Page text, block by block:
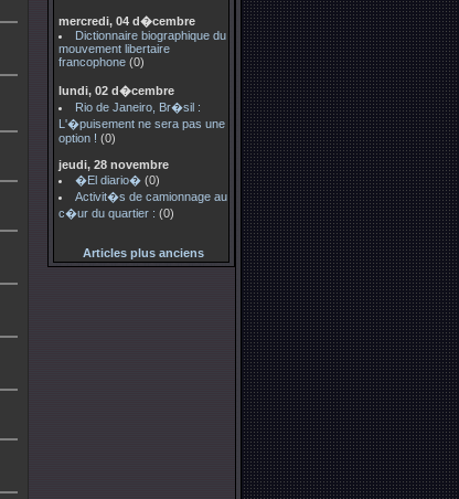
mercredi, 04 d�cembre
Dictionnaire biographique du
mouvement libertaire
francophone (0)
lundi, 02 d�cembre
Rio de Janeiro, Br�sil :
L'�puisement ne sera pas une
option ! (0)
jeudi, 28 novembre
�El diario� (0)
Activit�s de camionnage au
c�ur du quartier : (0)
Articles plus anciens